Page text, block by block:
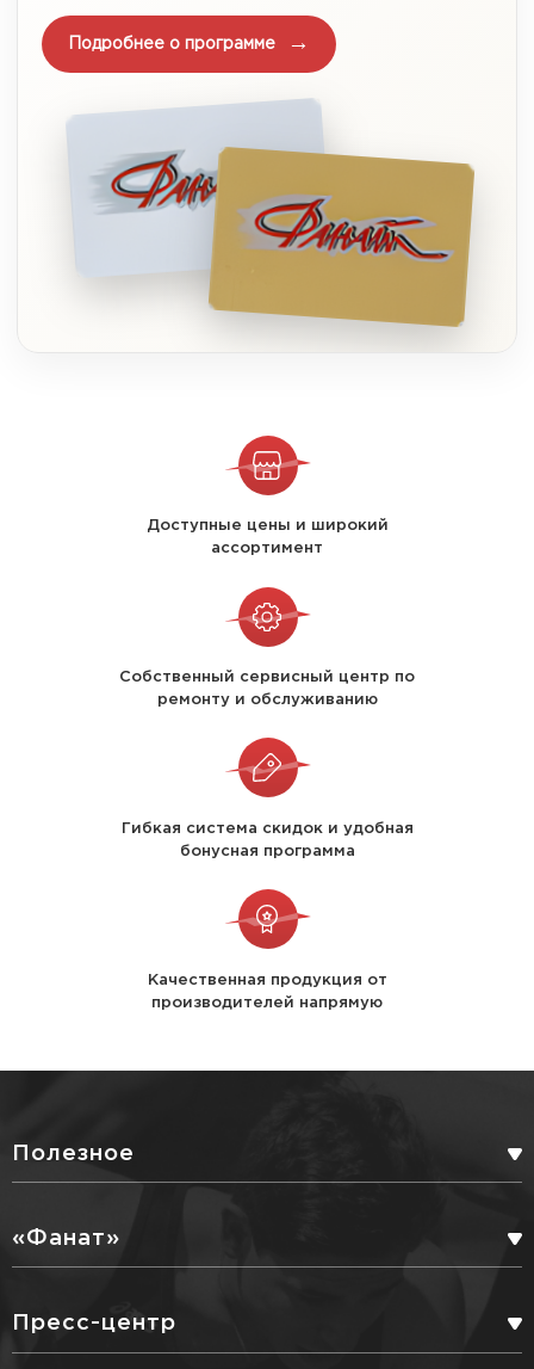
Подробнее о программе
Доступные цены и широкий
ассортимент
Собственный сервисный центр по
ремонту и обслуживанию
Гибкая система скидок и удобная
бонусная программа
Качественная продукция от
производителей напрямую
Полезное
ДОСТАВКА
«Фанат»
Пресс-центр